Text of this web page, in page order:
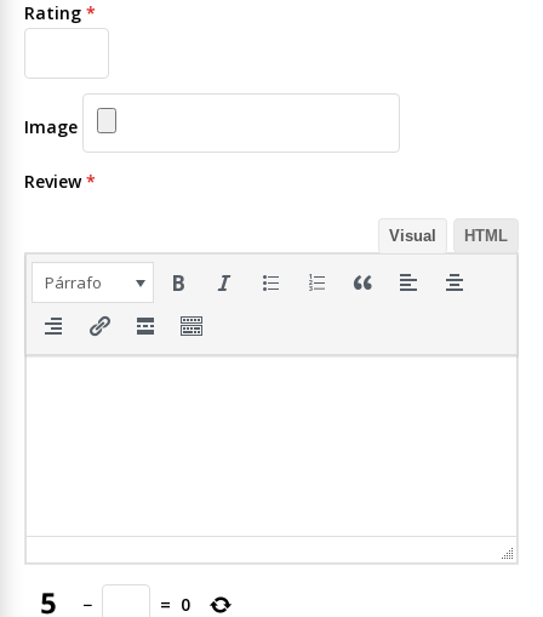
Rating *
Image
Review*
Visual HTML
Párrafo
− = 0